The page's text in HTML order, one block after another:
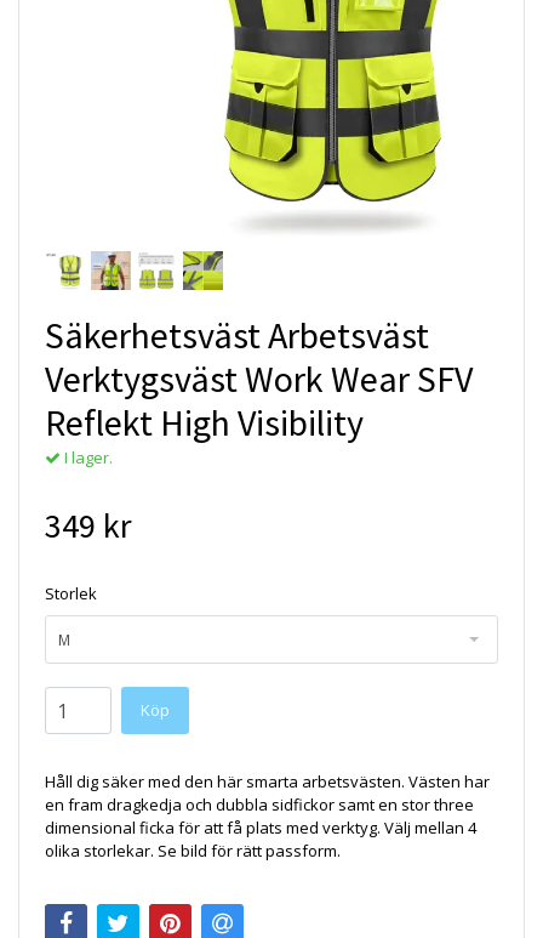
Säkerhetsväst Arbetsväst
Verktygsväst Work Wear SFV
Reflekt High Visibility
I lager.
349 kr
Storlek
M
Håll dig säker med den här smarta arbetsvästen. Västen har
en fram dragkedja och dubbla sidfickor samt en stor three
dimensional ficka för att få plats med verktyg. Välj mellan 4
olika storlekar. Se bild för rätt passform.